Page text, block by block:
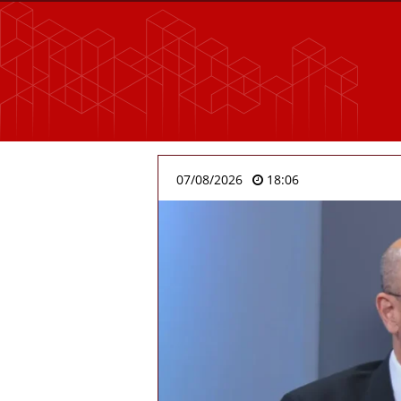
07/08/2026 18:06